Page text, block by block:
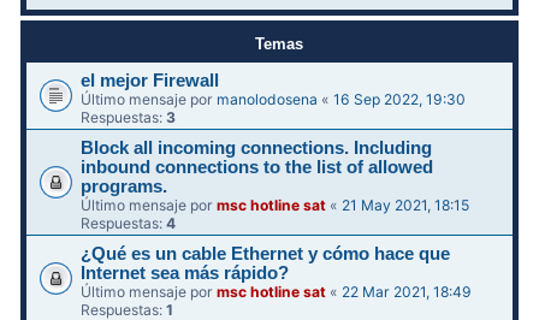
Temas
el mejor Firewall
Último mensaje por manolodosena «16 Sep 2022, 19:30
Respuestas:3
Block all incoming connections. Including
inbound connections to the list of allowed
programs.
Último mensaje pormsc hotline sat « 21 May 2021, 18:15
Respuestas:4
¿Qué es un cable Ethernet y cómo hace que
Internet sea más rápido?
Último mensaje pormsc hotline sat « 22 Mar 2021, 18:49
Respuestas:1